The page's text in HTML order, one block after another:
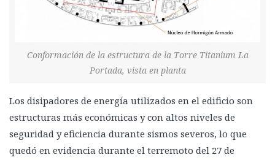
Conformación de la estructura de la Torre Titanium La
Portada, vista en planta
Los disipadores de energía utilizados en el edificio son
estructuras más económicas y con altos niveles de
seguridad y eficiencia durante sismos severos, lo que
quedó en evidencia durante el terremoto del 27 de